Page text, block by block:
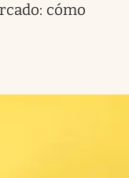
cómo